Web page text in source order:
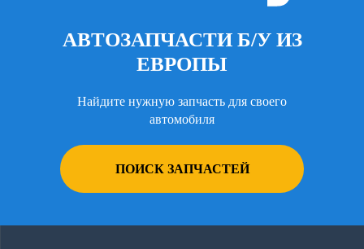
АВТОЗАПЧАСТИ Б/У ИЗ
ЕВРОПЫ
Найдите нужную запчасть для своего
автомобиля
ПОИСК ЗАПЧАСТЕЙ